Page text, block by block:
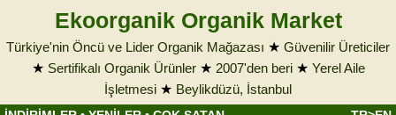
Ekoorganik Organik Market
Türkiye'nin Öncü ve Lider Organik Mağazası ★ Güvenilir Üreticiler
★ Sertifikalı Organik Ürünler★ 2007'den beri★ Yerel Aile
İşletmesi ★ Beylikdüzü, İstanbul